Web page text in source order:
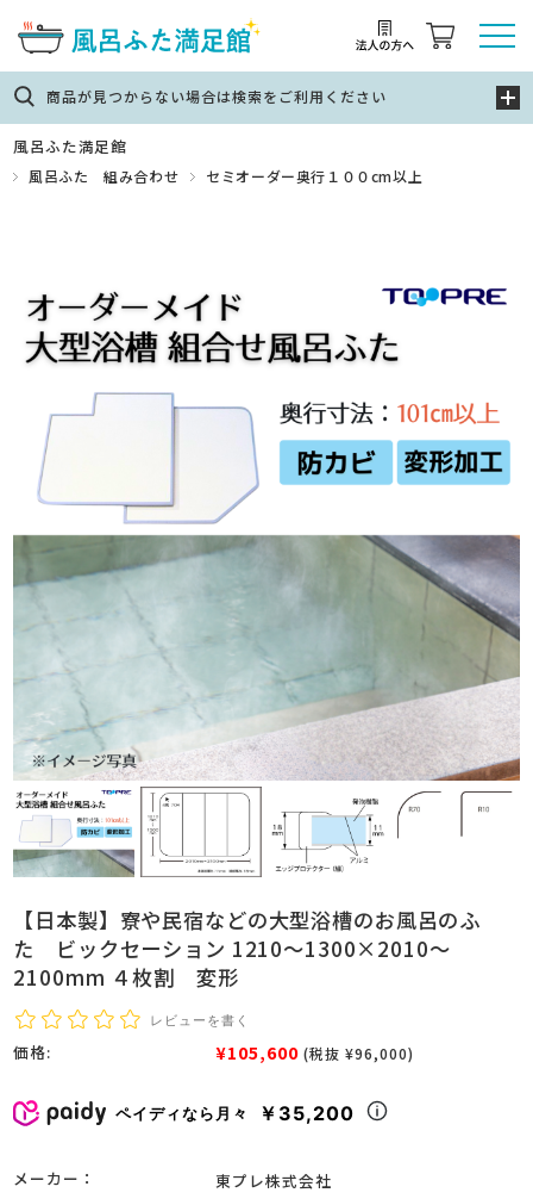
商品が見つからない場合は検索をご利用ください
風呂ふた満足館
風呂ふた 組み合わせ セミオーダー奥行１００cm以上
【日本製】寮や民宿などの大型浴槽のお風呂のふ
た ビックセーション 1210～1300×2010～
2100mm ４枚割 変形
レビューを書く
価格: ¥105,600 (税抜 ¥96,000)
ペイディなら月々 ￥35,200
メーカー：
東プレ株式会社